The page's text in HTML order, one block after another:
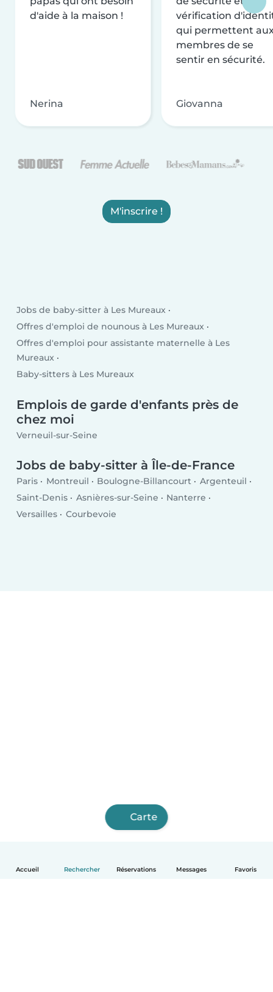
Accueil Rechercher Réservations Messages Favoris
d'aide à la maison !
Nerina
vérification
qui permettent
membres de se
sentir en sécurité.
Giovanna
M'inscrire !
Jobs de baby-sitter à Les Mureaux
Offres d'emploi de nounous à Les Mureaux
Offres d'emploi pour assistante maternelle à Les
Mureaux
Baby-sitters à Les Mureaux
Emplois de garde d'enfants près de
chez moi
Verneuil-sur-Seine
Jobs de baby-sitter à Île-de-France
Paris Montreuil Boulogne-Billancourt
Argenteuil
Saint-Denis
Asnières-sur-Seine
Nanterre
Versailles
Courbevoie
Carte